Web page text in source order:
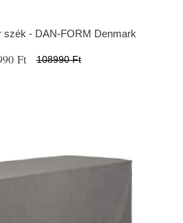
szék - ​​​​​DAN-FORM Denmark
Ft 108990 Ft